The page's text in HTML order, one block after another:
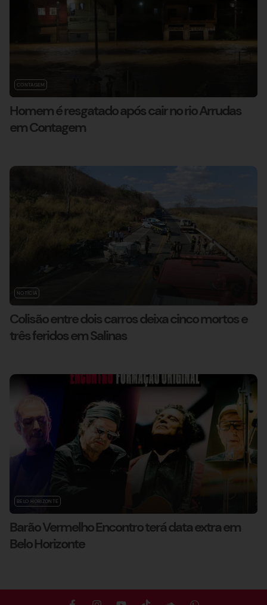
CONTAGEM
Homem é resgatado após cair no rio Arrudas
em Contagem
NOTÍCIA
Colisão entre dois carros deixa cinco mortos e
três feridos em Salinas
BELO HORIZONTE
Barão Vermelho Encontro terá data extra em
Belo Horizonte